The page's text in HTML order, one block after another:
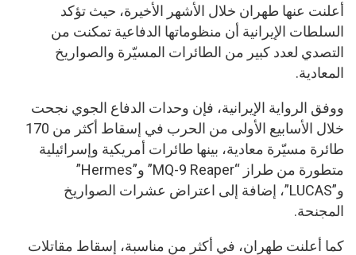
أعلنت عنها طهران خلال الأشهر الأخيرة، حيث تؤكد
السلطات الإيرانية أن منظوماتها الدفاعية تمكنت من
التصدي لعدد كبير من الطائرات المسيّرة والصواريخ
المعادية.
ووفق الرواية الإيرانية، فإن وحدات الدفاع الجوي نجحت
خلال الأسابيع الأولى من الحرب في إسقاط أكثر من 170
طائرة مسيّرة معادية، بينها طائرات أمريكية وإسرائيلية
متطورة من طراز “MQ-9 Reaper” و”Hermes”
و”LUCAS”، إضافة إلى اعتراض عشرات الصواريخ
المجنحة.
كما أعلنت طهران، في أكثر من مناسبة، إسقاط مقاتلات